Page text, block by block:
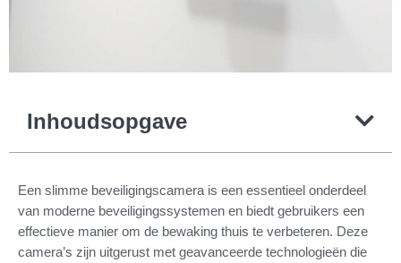
Inhoudsopgave
Een slimme beveiligingscamera is een essentieel onderdeel
van moderne beveiligingssystemen en biedt gebruikers een
effectieve manier om de bewaking thuis te verbeteren. Deze
camera’s zijn uitgerust met geavanceerde technologieën die